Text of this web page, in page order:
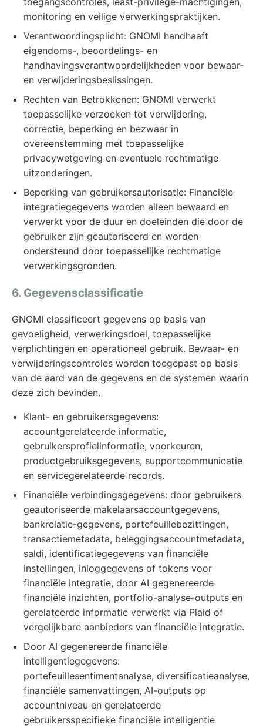
monitoring en veilige verwerkingspraktijken.
Verantwoordingsplicht: GNOMI handhaaft
eigendoms-, beoordelings- en
handhavingsverantwoordelijkheden voor bewaar-
en verwijderingsbeslissingen.
Rechten van Betrokkenen: GNOMI verwerkt
toepasselijke verzoeken tot verwijdering,
correctie, beperking en bezwaar in
overeenstemming met toepasselijke
privacywetgeving en eventuele rechtmatige
uitzonderingen.
Beperking van gebruikersautorisatie: Financiële
integratiegegevens worden alleen bewaard en
verwerkt voor de duur en doeleinden die door de
gebruiker zijn geautoriseerd en worden
ondersteund door toepasselijke rechtmatige
verwerkingsgronden.
6. Gegevensclassificatie
GNOMI classificeert gegevens op basis van
gevoeligheid, verwerkingsdoel, toepasselijke
verplichtingen en operationeel gebruik. Bewaar- en
verwijderingscontroles worden toegepast op basis
van de aard van de gegevens en de systemen waarin
deze zich bevinden.
Klant- en gebruikersgegevens:
accountgerelateerde informatie,
gebruikersprofielinformatie, voorkeuren,
productgebruiksgegevens, supportcommunicatie
en servicegerelateerde records.
Financiële verbindingsgegevens: door gebruikers
geautoriseerde makelaarsaccountgegevens,
bankrelatie-gegevens, portefeuillebezittingen,
transactiemetadata, beleggingsaccountmetadata,
saldi, identificatiegegevens van financiële
instellingen, inloggegevens of tokens voor
financiële integratie, door AI gegenereerde
financiële inzichten, portfolio-analyse-outputs en
gerelateerde informatie verwerkt via Plaid of
vergelijkbare aanbieders van financiële integratie.
Door AI gegenereerde financiële
intelligentiegegevens:
portefeuillesentimentanalyse, diversificatieanalyse,
financiële samenvattingen, AI-outputs op
accountniveau en gerelateerde
gebruikersspecifieke financiële intelligentie